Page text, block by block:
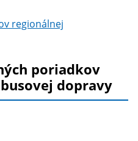
regionálnej
poriadkov
dopravy